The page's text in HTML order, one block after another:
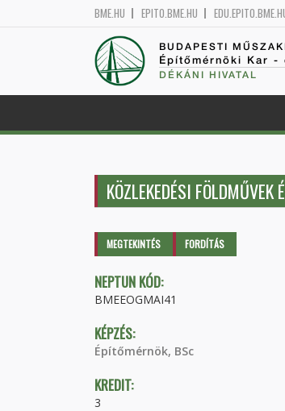
BME.HU EPITO.BME.HU
BUDAPESTI
Építőmérnöki Kar -
DÉKÁNI HIVATAL
KÖZLEKEDÉSI FÖLDMŰVEK
Elsődleges fülek
MEGTEKINTÉS (AKTÍVFORDÍTÁS
NEPTUN KÓD:
BMEEOGMAI41
KÉPZÉS:
Építőmérnök, BSc
KREDIT:
3